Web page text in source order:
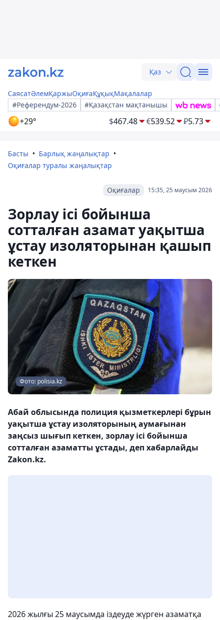
Қаз
СаясатӘлемҚаржыОқиғаҚұқықМақалалар
#Референдум-2026
#Қазақстан мақтанышы
+29° $467.48 €539.52 ₽5.73
Басты
Барлық жаңалықтар
Оқиғалар туралы жаңалықтар
15:35, 25 маусым 2026
Оқиғалар
Зорлау ісі бойынша
сотталған азамат уақытша
ұстау изоляторынан қашып
кеткен
Фото: polisia.kz
Абай облысында полиция қызметкерлері бұрын
уақытша ұстау изоляторының аумағынан
заңсыз шығып кеткен, зорлау ісі бойынша
сотталған азаматты ұстады, деп хабарлайды
Zakon.kz.
2026 жылғы 25 маусымда іздеуде жүрген азаматқа